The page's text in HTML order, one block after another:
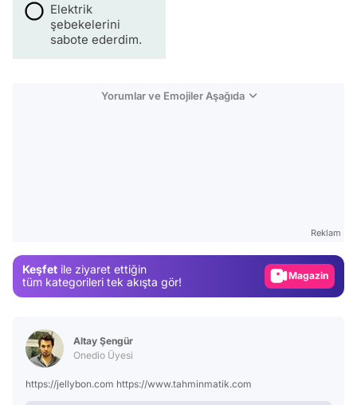
Elektrik
şebekelerini
sabote ederdim.
Yorumlar ve Emojiler Aşağıda
Reklam
Keşfet ile ziyaret ettiğin
tüm kategorileri tek akışta gör!
Video
Altay Şengür
Onedio Üyesi
https://jellybon.com https://www.tahminmatik.com